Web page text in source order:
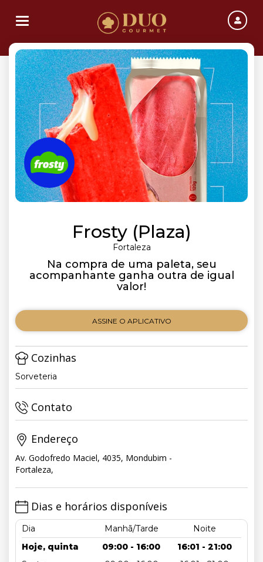
Toggle navigation
Frosty (Plaza)
Fortaleza
Na compra de uma paleta, seu
acompanhante ganha outra de igual
valor!
ASSINE O APLICATIVO
Cozinhas
Sorveteria
Contato
Endereço
Av. Godofredo Maciel, 4035, Mondubim -
Fortaleza,
Dias e horários disponíveis
Dia Manhã/Tarde
Noite
Hoje, quinta
09:00 - 16:00
16:01 - 21:00